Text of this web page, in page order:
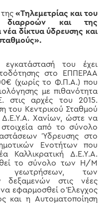
της«Τηλεμετρίας και του
διαρροών και της
δίκτυα ύδρευσης και
του έχει
στο ΕΠΠΕΡΑΑ
(χωρίς το Φ.Π.Α.) που
με πιθανότητα
στις αρχές του 2015.
του Κεντρικού Σταθμού
Χανίων, ώστε να
από το σύνολο
Ύδρευσης στο
Ενοτήτων που
Καλλικρατική Δ.Ε.Υ.Α.
το σύνολο των Η/Μ
γεωτρήσεων, των
δεξαμενών στις νέες
εφαρμοσθεί ο Έλεγχος
και η Αυτοματοποίηση